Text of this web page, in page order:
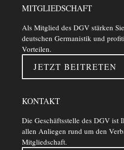
MITGLIEDSCHAFT
Als Mitglied des DGV stärken
deutschen Germanistik und
Vorteilen.
JETZT BEITRETEN
KONTAKT
Die Geschäftsstelle des DGV ist
allen Anliegen rund um den
Mitgliedschaft.